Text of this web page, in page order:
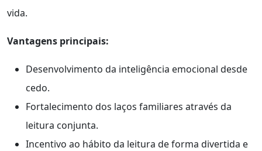
vida.
Vantagens principais:
Desenvolvimento da inteligência emocional desde
cedo.
Fortalecimento dos laços familiares através da
leitura conjunta.
Incentivo ao hábito da leitura de forma divertida e